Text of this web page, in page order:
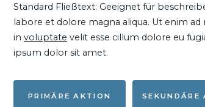
Standard Fließtext: Geeignet für
labore et dolore magna aliqua. Ut enim
in voluptate velit esse cillum dolore eu
ipsum dolor sit amet.
PRIMÄRE AKTION SEKUNDÄRE